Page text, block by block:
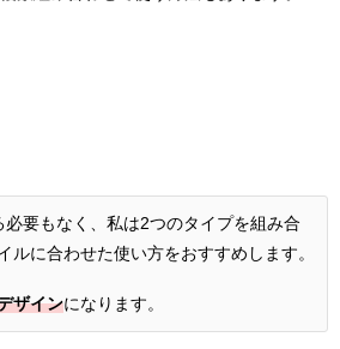
要もなく、私は2つのタイプを組み合
ルに合わせた使い方をおすすめします。
ザインになります。